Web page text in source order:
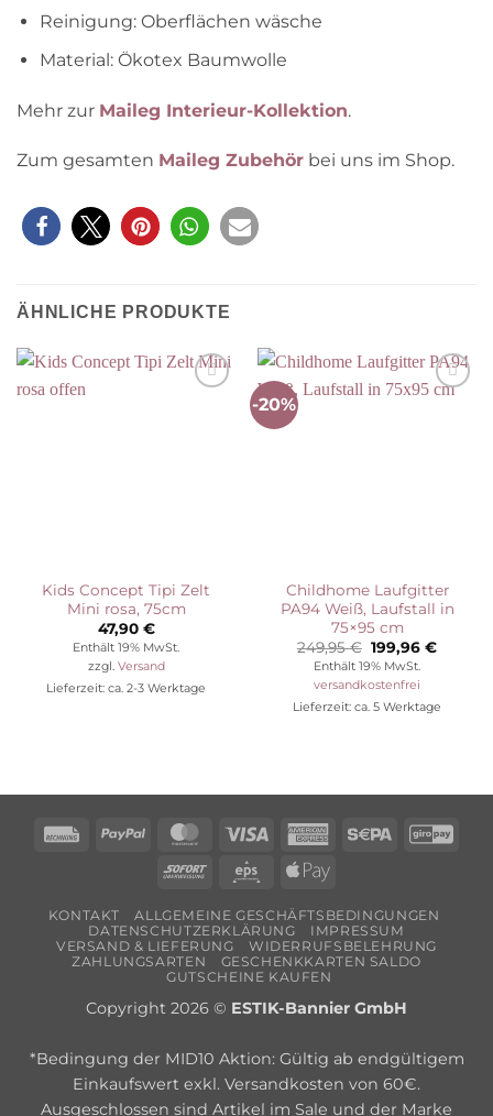
Reinigung: Oberflächen wäsche
Material: Ökotex Baumwolle
Mehr zur Maileg Interieur-Kollektion.
Zum gesamten Maileg Zubehör bei uns im Shop.
ÄHNLICHE PRODUKTE
Kids Concept Tipi Zelt
Mini rosa, 75cm
47,90 €
Enthält 19% MwSt.
zzgl. Versand
Lieferzeit: ca. 2-3 Werktage
-20%
Childhome Laufgitter
PA94 Weiß, Laufstall in
75×95 cm
249,95€ Ursprünglicher
Preis
war:
249,95 €
199,96€
Enthält 19% MwSt.
versandkostenfrei
Lieferzeit: ca. 5 Werktage
RechungPayPal MasterCard
Visa
American Sepa
Sofort
Eps
Apple
KONTAKT
ALLGEMEINE GESCHÄFTSBEDINGUNGEN
DATENSCHUTZERKLÄRUNG
IMPRESSUM
VERSAND & LIEFERUNG
WIDERRUFSBELEHRUNG
ZAHLUNGSARTEN
GESCHENKKARTEN SALDO
GUTSCHEINE KAUFEN
Copyright 2026 © ESTIK-Bannier GmbH
*Bedingung der MID10 Aktion: Gültig ab endgültigem
Einkaufswert exkl. Versandkosten von 60€.
Ausgeschlossen sind Artikel im Sale und der Marke